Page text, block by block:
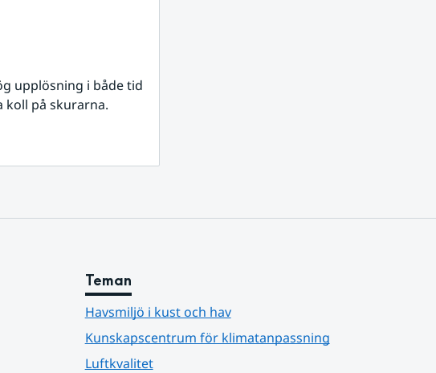
upplösning i både tid
koll på skurarna.
Teman
Havsmiljö i kust och hav
Kunskapscentrum för klimatanpassning
Luftkvalitet